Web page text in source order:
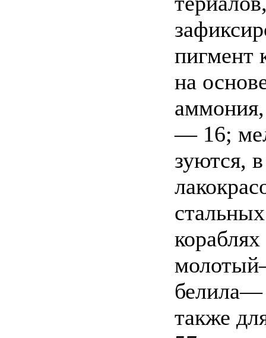
пигмент
на
— 16;
зуются,
белила—
также